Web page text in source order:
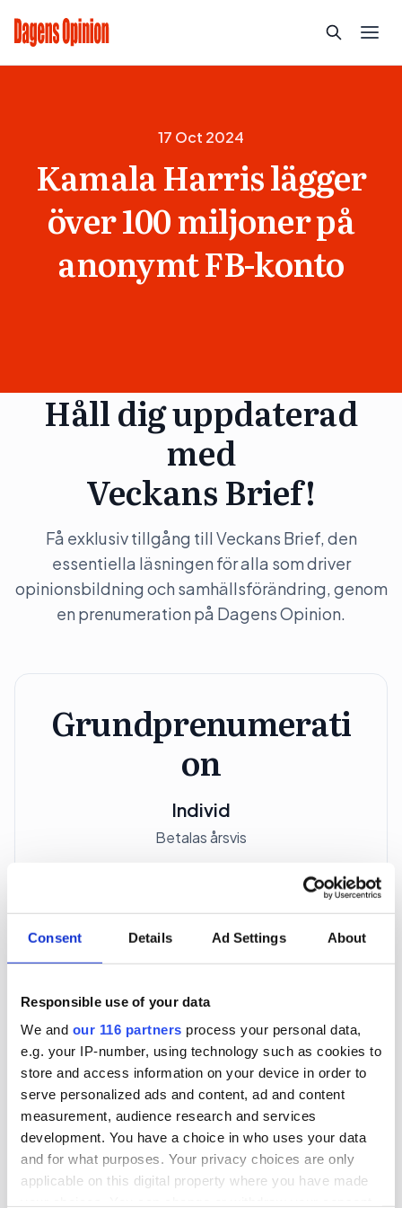
Consent Details Ad Settings About
Responsible use of your data
We and our 116 partners process your personal data,
e.g. your IP-number, using technology such as cookies to
store and access information on your device in order to
serve personalized ads and content, ad and content
measurement, audience research and services
development. You have a choice in who uses your data
and for what purposes. Your privacy choices are only
applicable on this digital property where you have made
17 Oct 2024
Kamala Harris lägger
över 100 miljoner på
anonymt FB-konto
Håll dig uppdaterad
med
Veckans Brief!
Få exklusiv tillgång till Veckans Brief, den
essentiella läsningen för alla som driver
opinionsbildning och samhällsförändring, genom
en prenumeration på Dagens Opinion.
Grundprenumerati
on
Individ
Betalas årsvis
För en mottagare
40 utgåvor under ett år
*Moms (6 %) ingår i alla priser.